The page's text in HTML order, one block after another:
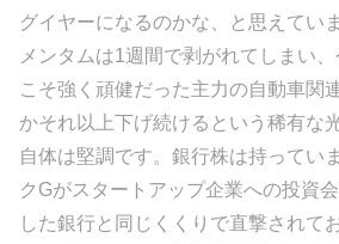
グイヤーになるのかな、と思えてい
メンタムは1週間で剥がれてしまい
こそ強く頑健だった主力の自動車関
かそれ以上下げ続けるという稀有な
自体は堅調です。銀行株は持ってい
クGがスタートアップ企業への投資
した銀行と同じくくりで直撃されて